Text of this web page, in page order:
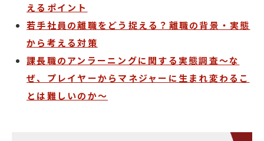
えるポイント
若手社員の離職をどう捉える？離職の背景・実態
から考える対策
課長職のアンラーニングに関する実態調査～な
ぜ、プレイヤーからマネジャーに生まれ変わるこ
とは難しいのか～